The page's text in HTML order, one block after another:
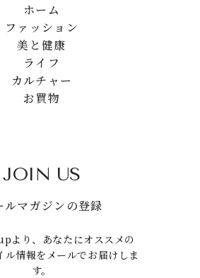
ホーム
ファッション
美と健康
ライフ
カルチャー
お買物
JOIN US
ルマガジンの登録
より、あなたにオススメの
ル情報をメールでお届けしま
す。